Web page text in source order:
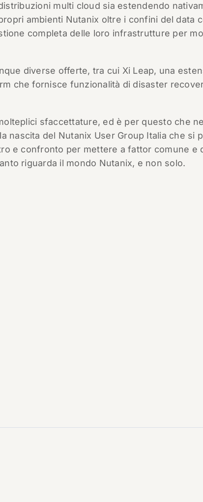
multi cloud sia estendendo
ambienti Nutanix oltre i confini del data
completa delle loro infrastrutture per
diverse offerte, tra cui Xi Leap, una
che fornisce funzionalità di disaster
sfaccettature, ed è per questo che
nascita del Nutanix User Group Italia che si
e confronto per mettere a fattor comune e
riguarda il mondo Nutanix, e non solo.